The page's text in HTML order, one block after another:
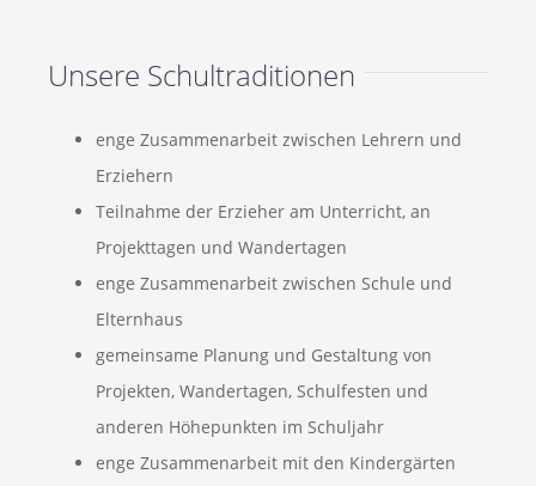
Unsere Schultraditionen
enge Zusammenarbeit zwischen Lehrern und
Erziehern
Teilnahme der Erzieher am Unterricht, an
Projekttagen und Wandertagen
enge Zusammenarbeit zwischen Schule und
Elternhaus
gemeinsame Planung und Gestaltung von
Projekten, Wandertagen, Schulfesten und
anderen Höhepunkten im Schuljahr
enge Zusammenarbeit mit den Kindergärten